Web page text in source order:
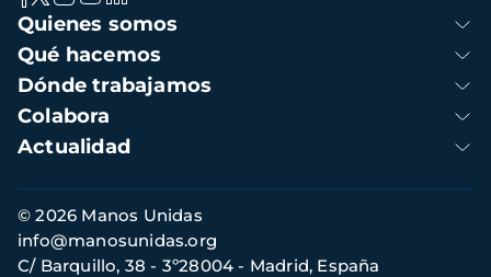
Navegación
principal
Quienes somos
Qué hacemos
Dónde trabajamos
Colabora
Actualidad
Información
de
contacto
© 2026 Manos Unidas
C/ Barquillo, 38 - 3º28004 - Madrid, España
info@manosunidas.org